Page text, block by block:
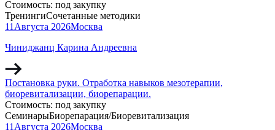
Стоимость: под закупку
ТренингиСочетанные методики
11 Августа 2026Москва
Чиниджанц Карина Андреевна
Постановка руки. Отработка навыков мезотерапии,
биоревитализации, биорепарации.
Стоимость: под закупку
СеминарыБиорепарация/Биоревитализация
11 Августа 2026Москва